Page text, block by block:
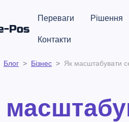
Переваги Рішення
Контакти
Блог Бізнес Як масштабувати